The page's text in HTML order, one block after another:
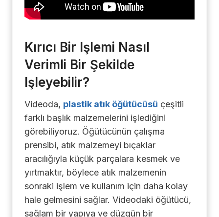
Kırıcı Bir Işlemi Nasıl
Verimli Bir Şekilde
Işleyebilir?
Videoda, plastik atık öğütücüsü çeşitli
farklı başlık malzemelerini işlediğini
görebiliyoruz. Öğütücünün çalışma
prensibi, atık malzemeyi bıçaklar
aracılığıyla küçük parçalara kesmek ve
yırtmaktır, böylece atık malzemenin
sonraki işlem ve kullanım için daha kolay
hale gelmesini sağlar. Videodaki öğütücü,
sağlam bir yapıya ve düzgün bir